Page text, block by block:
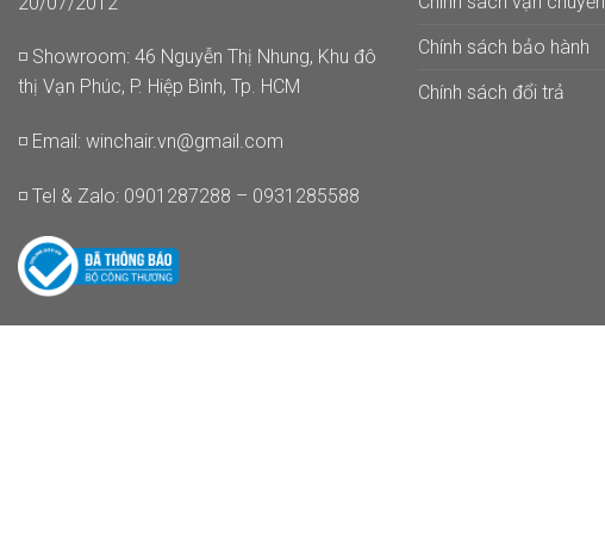
◽ Showroom: 46 Nguyễn Thị Nhung, Khu đô
thị Vạn Phúc, P. Hiệp Bình, Tp. HCM
◽ Email: winchair.vn@gmail.com
◽ Tel & Zalo: 0901287288 – 0931285588
Chính sách bảo hành
Chính sách đổi trả